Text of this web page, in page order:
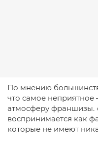
По мнению
что самое неприятное
атмосферу франшизы.
воспринимается как
которые не имеют